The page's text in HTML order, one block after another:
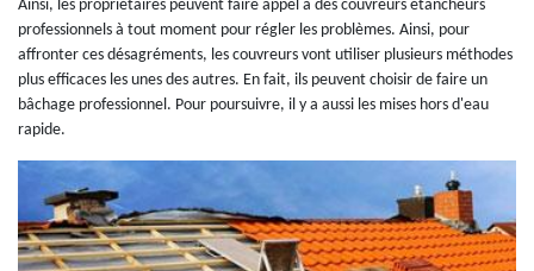
Ainsi, les propriétaires peuvent faire appel à des couvreurs étancheurs
professionnels à tout moment pour régler les problèmes. Ainsi, pour
affronter ces désagréments, les couvreurs vont utiliser plusieurs méthodes
plus efficaces les unes des autres. En fait, ils peuvent choisir de faire un
bâchage professionnel. Pour poursuivre, il y a aussi les mises hors d'eau
rapide.